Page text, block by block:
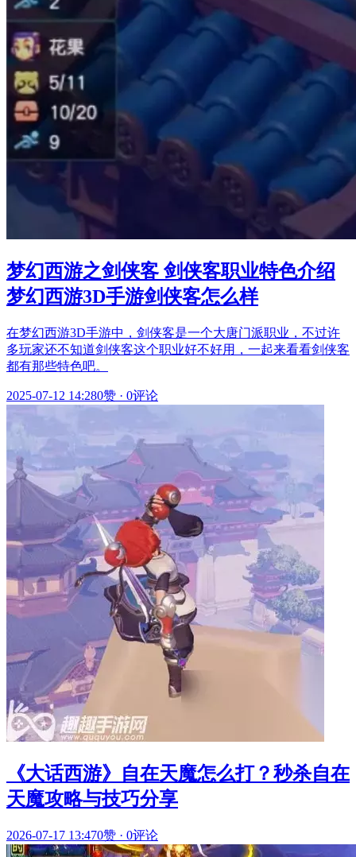
梦幻西游之剑侠客 剑侠客职业特色介绍
梦幻西游3D手游剑侠客怎么样
在梦幻西游3D手游中，剑侠客是一个大唐门派职业，不过许
多玩家还不知道剑侠客这个职业好不好用，一起来看看剑侠客
都有那些特色吧。
2025-07-12 14:280赞 · 0评论
《大话西游》自在天魔怎么打？秒杀自在
天魔攻略与技巧分享
2026-07-17 13:470赞 · 0评论